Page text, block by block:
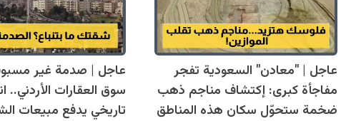
عاجل | "معادن" السعودية تفجر
مفاجأة كبرى: إكتشاف مناجم ذهب
ضخمة ستحوّل سكان هذه المناطق
عاجل | صدمة غير
سوق العقارات الأردني..
تاريخي يدفع مبيعات